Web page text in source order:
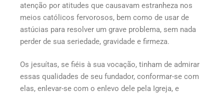
atenção por atitudes que causavam estranheza nos
meios católicos fervorosos, bem como de usar de
astúcias para resolver um grave problema, sem nada
perder de sua seriedade, gravidade e firmeza.
Os jesuítas, se fiéis à sua vocação, tinham de admirar
essas qualidades de seu fundador, conformar-se com
elas, enlevar-se com o enlevo dele pela Igreja, e